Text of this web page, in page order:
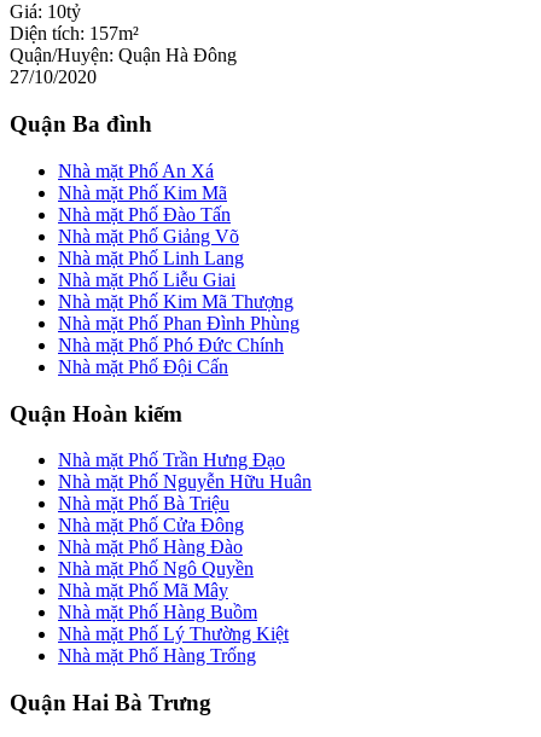
Giá: 10tỷ
Diện tích: 157m²
Quận/Huyện: Quận Hà Đông
27/10/2020
Quận Ba đình
Nhà mặt Phố An Xá
Nhà mặt Phố Kim Mã
Nhà mặt Phố Đào Tấn
Nhà mặt Phố Giảng Võ
Nhà mặt Phố Linh Lang
Nhà mặt Phố Liễu Giai
Nhà mặt Phố Kim Mã Thượng
Nhà mặt Phố Phan Đình Phùng
Nhà mặt Phố Phó Đức Chính
Nhà mặt Phố Đội Cấn
Quận Hoàn kiếm
Nhà mặt Phố Trần Hưng Đạo
Nhà mặt Phố Nguyễn Hữu Huân
Nhà mặt Phố Bà Triệu
Nhà mặt Phố Cửa Đông
Nhà mặt Phố Hàng Đào
Nhà mặt Phố Ngô Quyền
Nhà mặt Phố Mã Mây
Nhà mặt Phố Hàng Buồm
Nhà mặt Phố Lý Thường Kiệt
Nhà mặt Phố Hàng Trống
Quận Hai Bà Trưng